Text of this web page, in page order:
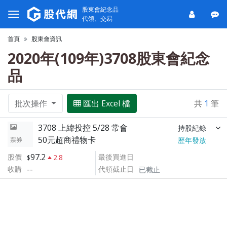
股東會紀念品
代領、交易
首頁 股東會資訊
2020年(109年)3708股東會紀念
品
批次操作 匯出 Excel 檔 共 1 筆
票券
3708 上緯投控 5/28 常會 持股紀錄
50元超商禮物卡
歷年發放
股價
97.2
2.8
收購 --
最後買進日
代領截止日
已截止